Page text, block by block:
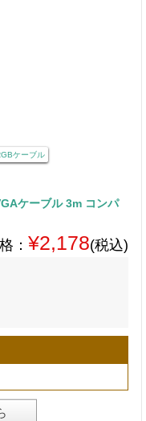
ケーブル
ケーブル 3m コンパ
： ¥2,178(税込)